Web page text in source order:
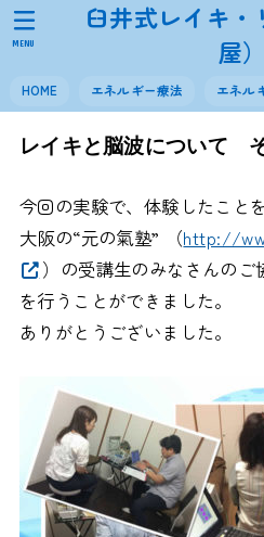
臼井式レイキ
屋）
HOME エネルギー療法 エネル
MENU
レイキと脳波について
今回の実験で、体験したこと
大阪の“元の氣塾” （http://
）の受講生のみなさんの
を行うことができました。
ありがとうございました。